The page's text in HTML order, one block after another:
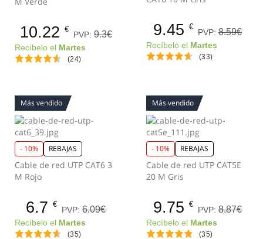
10.22 €
PVP: 9.3€
Recíbelo el Martes
(24)
9.45 €
PVP: 8.59€
Recíbelo el Martes
(33)
Más vendido
- 10% REBAJAS
Cable de red UTP CAT6 3
M Rojo
6.7 €
PVP: 6.09€
Recíbelo el Martes
(35)
Más vendido
- 10% REBAJAS
Cable de red UTP CAT5E
20 M Gris
9.75 €
PVP: 8.87€
Recíbelo el Martes
(35)